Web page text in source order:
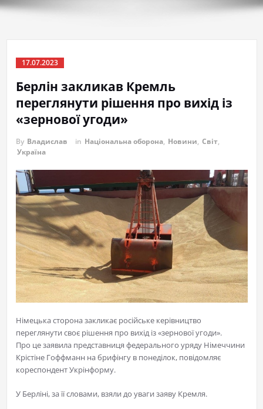
17.07.2023
Берлін закликав Кремль
переглянути рішення про вихід із
«зернової угоди»
By Владислав in Національна оборона, Новини, Світ,
Україна
Німецька сторона закликає російське керівництво
переглянути своє рішення про вихід із «зернової угоди».
Про це заявила представниця федерального уряду Німеччини
Крістіне Гоффманн на брифінгу в понеділок, повідомляє
кореспондент Укрінформу.
У Берліні, за її словами, взяли до уваги заяву Кремля.